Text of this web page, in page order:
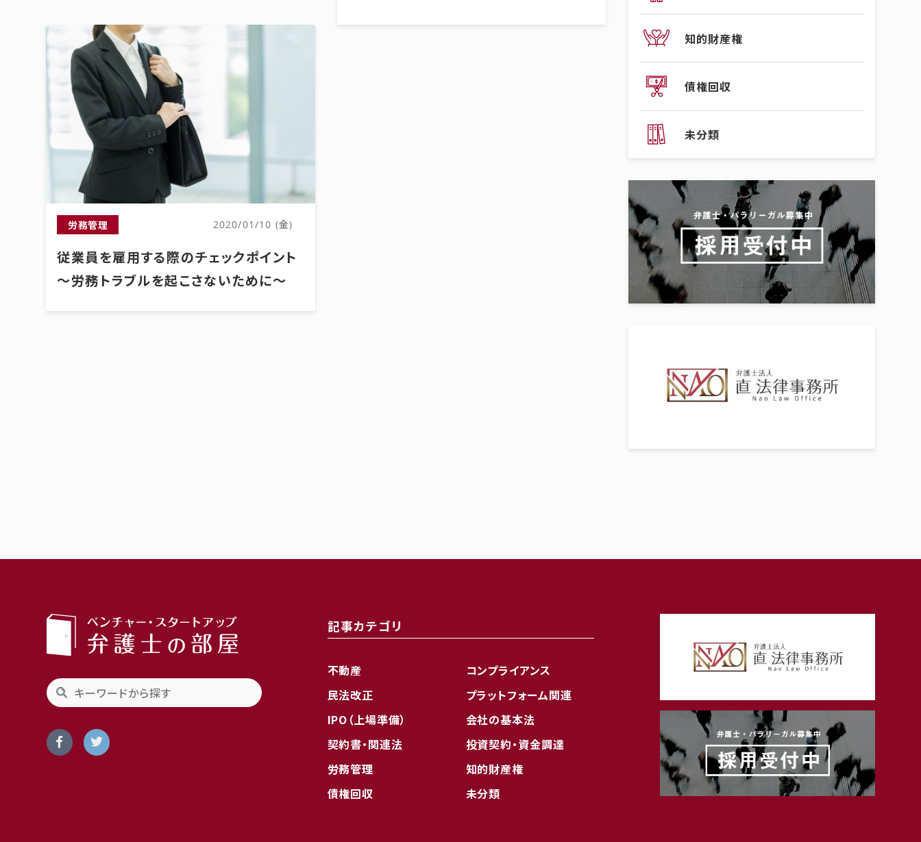
労務管理 2020/01/10 (金)
従業員を雇用する際のチェックポイント
～労務トラブルを起こさないために～
知的財産権
債権回収
未分類
記事カテゴリ
不動産
コンプライアンス
民法改正
プラットフォーム関連
IPO（上場準備）
会社の基本法
契約書・関連法
投資契約・資金調達
労務管理
知的財産権
債権回収
未分類